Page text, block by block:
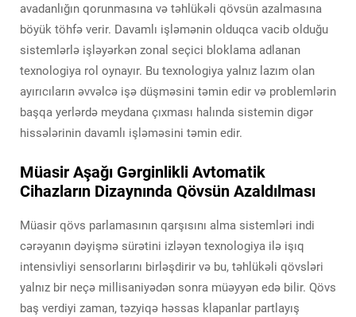
avadanlığın qorunmasına və təhlükəli qövsün azalmasına
böyük töhfə verir. Davamlı işləmənin olduqca vacib olduğu
sistemlərlə işləyərkən zonal seçici bloklama adlanan
texnologiya rol oynayır. Bu texnologiya yalnız lazım olan
ayırıcıların əvvəlcə işə düşməsini təmin edir və problemlərin
başqa yerlərdə meydana çıxması halında sistemin digər
hissələrinin davamlı işləməsini təmin edir.
Müasir Aşağı Gərginlikli Avtomatik
Cihazların Dizaynında Qövsün Azaldılması
Müasir qövs parlamasının qarşısını alma sistemləri indi
cərəyanın dəyişmə sürətini izləyən texnologiya ilə işıq
intensivliyi sensorlarını birləşdirir və bu, təhlükəli qövsləri
yalnız bir neçə millisaniyədən sonra müəyyən edə bilir. Qövs
baş verdiyi zaman, təzyiqə həssas klapanlar partlayış